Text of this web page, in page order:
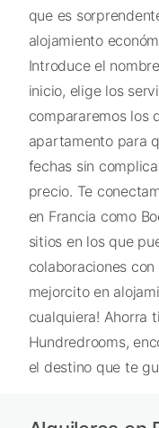
que es
alojamiento
Introduce el
inicio, elige los
compararemos los
apartamento para
fechas sin
precio. Te
en Francia como
sitios en los que
colaboraciones
mejorcito en
cualquiera! Ahorra
Hundredrooms,
el destino que te